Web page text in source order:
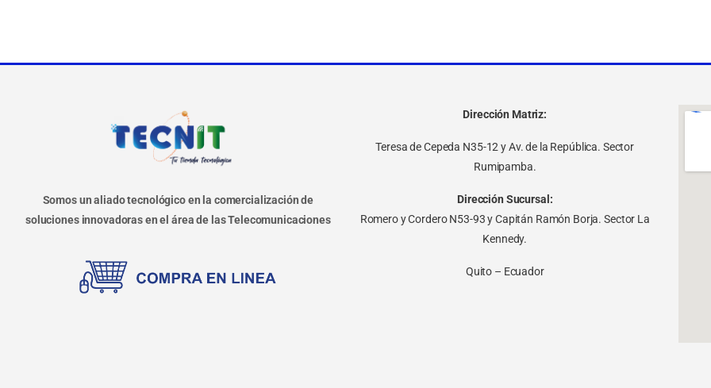
Somos un aliado tecnológico en la comercialización de
soluciones innovadoras en el área de las Telecomunicaciones
Dirección Matriz:
Teresa de Cepeda N35-12 y Av. de la República. Sector
Rumipamba.
Dirección Sucursal:
Romero y Cordero N53-93 y Capitán Ramón Borja. Sector La
Kennedy.
Quito – Ecuador